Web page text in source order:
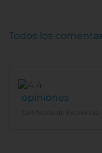
opiniones
Certificado de Excelencia
Todos los